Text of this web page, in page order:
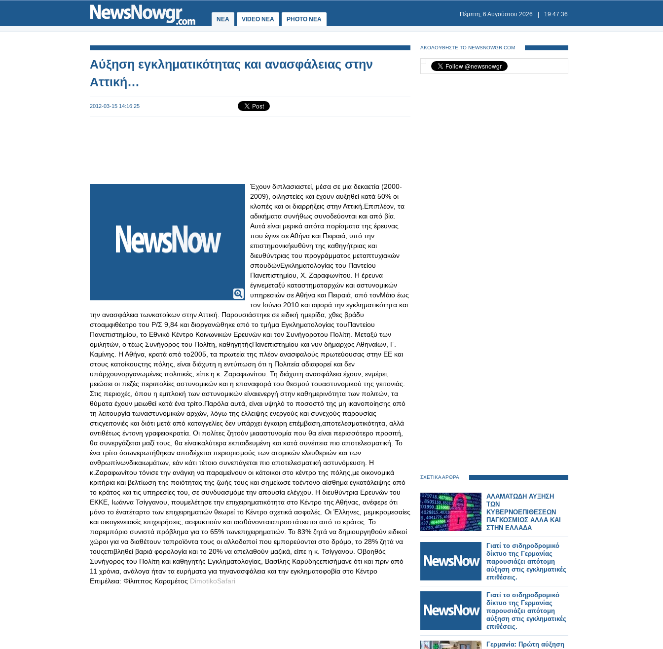
ΝΕΑ VIDEO NEA PHOTO NEA
Πέμπτη, 6 Αυγούστου 2026 19:47:36
Αύξηση εγκληματικότητας και ανασφάλειας στην
Αττική…
2012-03-15 14:16:25
Έχουν διπλασιαστεί, μέσα σε μια δεκαετία (2000-
2009), οιληστείες και έχουν αυξηθεί κατά 50% οι
κλοπές και οι διαρρήξεις στην Αττική.Επιπλέον, τα
αδικήματα συνήθως συνοδεύονται και από βία.
Αυτά είναι μερικά απότα πορίσματα της έρευνας
που έγινε σε Αθήνα και Πειραιά, υπό την
επιστημονικήευθύνη της καθηγήτριας και
διευθύντριας του προγράμματος μεταπτυχιακών
σπουδώνΕγκληματολογίας του Παντείου
Πανεπιστημίου, Χ. Ζαραφωνίτου. Η έρευνα
έγινεμεταξύ καταστηματαρχών και αστυνομικών
υπηρεσιών σε Αθήνα και Πειραιά, από τονΜάιο έως
τον Ιούνιο 2010 και αφορά την εγκληματικότητα και
την ανασφάλεια τωνκατοίκων στην Αττική. Παρουσιάστηκε σε ειδική ημερίδα, χθες βράδυ
στοαμφιθέατρο του Ρ/Σ 9,84 και διοργανώθηκε από το τμήμα Εγκληματολογίας τουΠαντείου
Πανεπιστημίου, το Εθνικό Κέντρο Κοινωνικών Ερευνών και τον Συνήγοροτου Πολίτη. Μεταξύ των
ομιλητών, ο τέως Συνήγορος του Πολίτη, καθηγητήςΠανεπιστημίου και νυν δήμαρχος Αθηναίων, Γ
Καμίνης. Η Αθήνα, κρατά από το2005, τα πρωτεία της πλέον ανασφαλούς πρωτεύουσας στην ΕΕ και
στους κατοίκουςτης πόλης, είναι διάχυτη η εντύπωση ότι η Πολιτεία αδιαφορεί και δεν
υπάρχουνοργανωμένες πολιτικές, είπε η κ. Ζαραφωνίτου. Τη διάχυτη ανασφάλεια έχουν, ενμέρει,
μειώσει οι πεζές περιπολίες αστυνομικών και η επαναφορά του θεσμού τουαστυνομικού της γειτονιάς.
Στις περιοχές, όπου η εμπλοκή των αστυνομικών είναιενεργή στην καθημερινότητα των πολιτών, τα
θύματα έχουν μειωθεί κατά ένα τρίτο.Παρόλα αυτά, είναι υψηλό το ποσοστό της μη ικανοποίησης από
τη λειτουργία τωναστυνομικών αρχών, λόγω της έλλειψης ενεργούς και συνεχούς παρουσίας
στιςγειτονιές και διότι μετά από καταγγελίες δεν υπάρχει έγκαιρη επέμβαση,αποτελεσματικότητα, αλλά
αντιθέτως έντονη γραφειοκρατία. Οι πολίτες ζητούν μιααστυνομία που θα είναι περισσότερο προσιτή,
θα συνεργάζεται μαζί τους, θα είναικαλύτερα εκπαιδευμένη και κατά συνέπεια πιο αποτελεσματική. Το
ένα τρίτο όσωνερωτήθηκαν αποδέχεται περιορισμούς των ατομικών ελευθεριών και των
ανθρωπίνωνδικαιωμάτων, εάν κάτι τέτοιο συνεπάγεται πιο αποτελεσματική αστυνόμευση. Η
κ.Ζαραφωνίτου τόνισε την ανάγκη να παραμείνουν οι κάτοικοι στο κέντρο της πόλης,με οικονομικά
κριτήρια και βελτίωση της ποιότητας της ζωής τους και σημείωσε τοέντονο αίσθημα εγκατάλειψης από
το κράτος και τις υπηρεσίες του, σε συνδυασμόμε την απουσία ελέγχου. Η διευθύντρια Ερευνών του
ΕΚΚΕ, Ιωάννα Τσίγγανου, πουμελέτησε την επιχειρηματικότητα στο Κέντρο της Αθήνας, ανέφερε ότι
μόνο το ένατέταρτο των επιχειρηματιών θεωρεί το Κέντρο σχετικά ασφαλές. Οι Έλληνες, μεμικρομεσαίες
και οικογενειακές επιχειρήσεις, ασφυκτιούν και αισθάνονταιαπροστάτευτοι από το κράτος. Το
παρεμπόριο συνιστά πρόβλημα για το 65% τωνεπιχειρηματιών. Το 83% ζητά να δημιουργηθούν ειδικοί
χώροι για να διαθέτουν ταπροϊόντα τους οι αλλοδαποί που εμπορεύονται στο δρόμο, το 28% ζητά να
τουςεπιβληθεί βαριά φορολογία και το 20% να απελαθούν μαζικά, είπε η κ. Τσίγγανου. Οβοηθός
Συνήγορος του Πολίτη και καθηγητής Εγκληματολογίας, Βασίλης Καρύδηςεπισήμανε ότι και πριν από
11 χρόνια, ανάλογα ήταν τα ευρήματα για τηνανασφάλεια και την εγκληματοφοβία στο Κέντρο
Eπιμέλεια: Φίλιππος Καραμέτος DimotikoSafari
ΑΚΟΛΟΥΘΗΣΤΕ ΤΟ NEWSNOWGR.COM
ΣΧΕΤΙΚΑ ΑΡΘΡΑ
ΑΛΑΜΑΤΩΔΗ ΑΥΞΗΣΗ
ΤΩΝ
ΚΥΒΕΡΝΟΕΠΙΘΕΣΕΩΝ
ΠΑΓΚΟΣΜΙΩΣ ΑΛΛΑ ΚΑΙ
ΣΤΗΝ ΕΛΛΑΔΑ
Γιατί το σιδηροδρομικό
δίκτυο της Γερμανίας
παρουσιάζει απότομη
αύξηση στις εγκληματικές
επιθέσεις.
Γιατί το σιδηροδρομικό
δίκτυο της Γερμανίας
παρουσιάζει απότομη
αύξηση στις εγκληματικές
επιθέσεις.
Γερμανία: Πρώτη αύξηση